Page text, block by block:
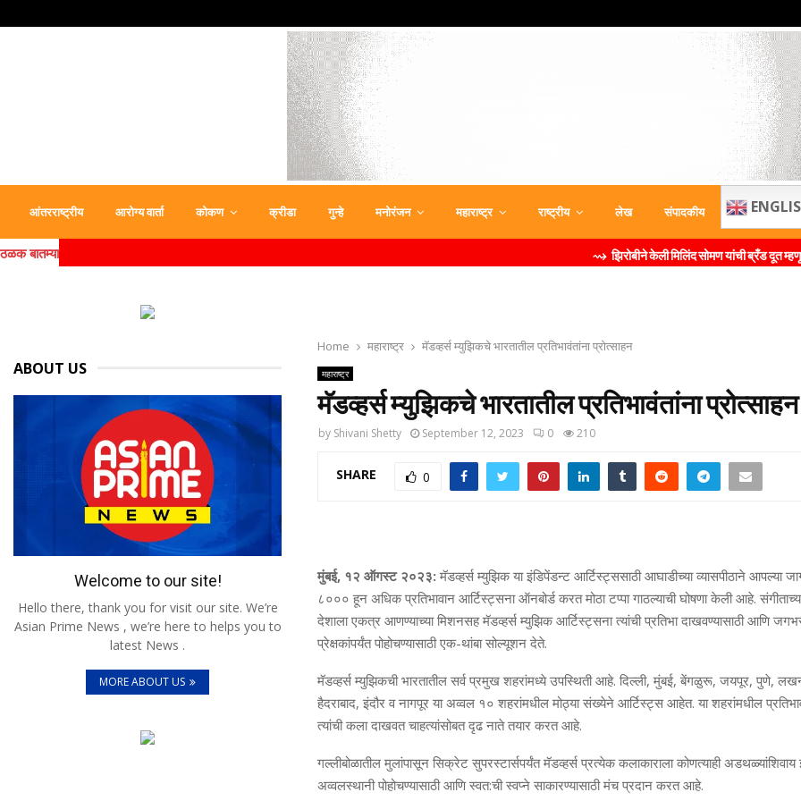
आंतरराष्ट्रीय आरोग्य वार्ता कोकण क्रीडा गुन्हे मनोरंजन महाराष्ट्र राष्ट्रीय लेख संपादकीय
ठळक बातम्या ⇝ झिरोबीने केली मिलिंद सोमण यांची ब्रँड दूत म्हणून नियुक्ती
Home महाराष्ट्र मॅडव्‍हर्स म्‍युझिकचे भारतातील प्रतिभावंतांना प्रोत्साहन
महाराष्ट्र
मॅडव्‍हर्स म्‍युझिकचे भारतातील प्रतिभावंतांना प्रोत्साहन
by Shivani Shetty September 12, 2023 0 210
SHARE 0
मुंबई, १२ ऑगस्ट २०२३: मॅडव्‍हर्स म्‍युझिक या इंडिपेंडन्‍ट आर्टिस्‍ट्ससाठी आघाडीच्‍या व्‍यासपीठाने आपल्‍या
८००० हून अधिक प्रतिभावान आर्टिस्‍ट्सना ऑनबोर्ड करत मोठा टप्‍पा गाठल्‍याची घोषणा केली आहे.
देशाला एकत्र आणण्‍याच्‍या मिशनसह मॅडव्‍हर्स म्‍युझिक आर्टिस्‍ट्सना त्‍यांची प्रतिभा दाखवण्‍यासाठी आणि
प्रेक्षकांपर्यंत पोहोचण्‍यासाठी एक-थांबा सोल्‍यूशन देते.
मॅडव्‍हर्स म्‍युझिकची भारतातील सर्व प्रमुख शहरांमध्‍ये उपस्थिती आहे. दिल्‍ली, मुंबई, बेंगळुरू, जयपूर, पुणे,
हैदराबाद, इंदौर व नागपूर या अव्‍वल १० शहरांमधील मोठ्या संख्‍येने आर्टिस्‍ट्स आहेत. या शहरांमधील
त्‍यांची कला दाखवत चाहत्‍यांसोबत दृढ नाते तयार करत आहे.
गल्‍लीबोळातील मुलांपासून सिक्रेट सुपरस्‍टार्सपर्यंत मॅडव्‍हर्स प्रत्‍येक कलाकाराला कोणत्‍याही
अव्‍वलस्‍थानी पोहोचण्‍यासाठी आणि स्‍वत:ची स्‍वप्‍ने साकारण्‍यासाठी मंच प्रदान करत आहे.
ABOUT US
Welcome to our site!
Hello there, thank you for visit our site. We’re
Asian Prime News , we’re here to helps you to
latest News .
MORE ABOUT US